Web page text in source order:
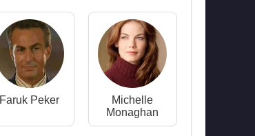
Faruk Peker
Michelle
Monaghan